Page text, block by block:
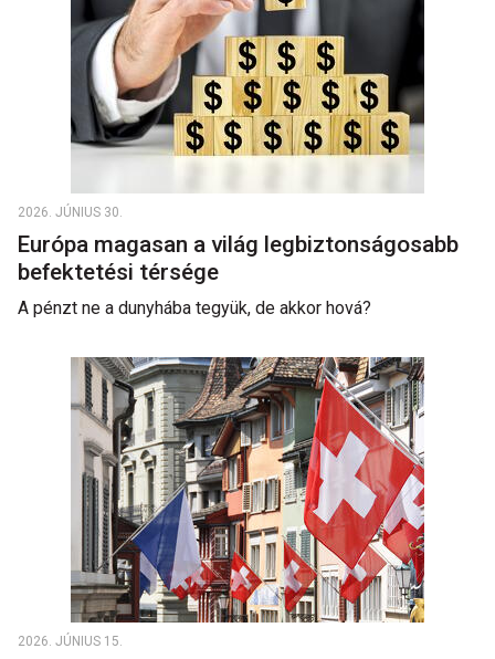
2026. JÚNIUS 30.
Európa magasan a világ legbiztonságosabb
befektetési térsége
A pénzt ne a dunyhába tegyük, de akkor hová?
2026. JÚNIUS 15.